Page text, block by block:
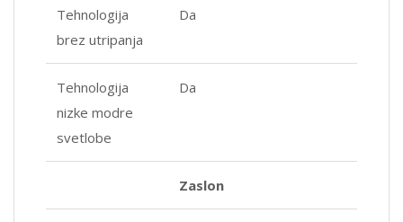
Tehnologija
brez utripanja
Da
Tehnologija
nizke modre
svetlobe
Da
Zaslon